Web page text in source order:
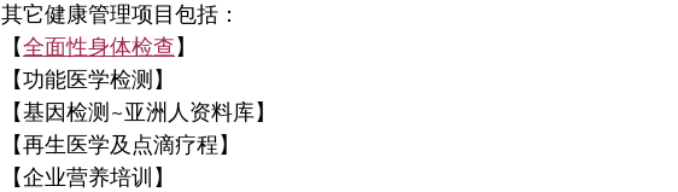
其它健康管理项目包括：
【全面性身体检查】
【功能医学检测】
【基因检测~亚洲人资料库】
【再生医学及点滴疗程】
【企业营养培训】